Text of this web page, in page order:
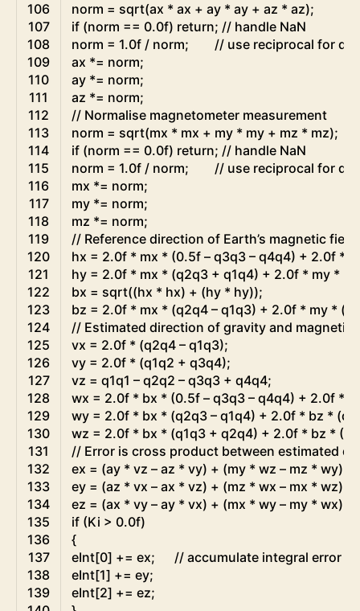
106
107
108
109
110
111
112
113
114
115
116
117
118
119
120
121
122
123
124
125
126
127
128
129
130
131
132
133
134
135
136
137
138
139
norm = sqrt(ax * ax + ay * ay + az * az);
if (norm == 0.0f) return; // handle NaN
norm = 1.0f / norm;
// use reciprocal for
ax *= norm;
ay *= norm;
az *= norm;
// Normalise magnetometer measurement
norm = sqrt(mx * mx + my * my + mz * mz);
if (norm == 0.0f) return; // handle NaN
norm = 1.0f / norm;
// use reciprocal for
mx *= norm;
my *= norm;
mz *= norm;
// Reference direction of Earth’s magnetic field
hx = 2.0f * mx * (0.5f – q3q3 – q4q4) + 2.0f *
hy = 2.0f * mx * (q2q3 + q1q4) + 2.0f * my *
bx = sqrt((hx * hx) + (hy * hy));
bz = 2.0f * mx * (q2q4 – q1q3) + 2.0f * my * (
// Estimated direction of gravity and magnetic
vx = 2.0f * (q2q4 – q1q3);
vy = 2.0f * (q1q2 + q3q4);
vz = q1q1 – q2q2 – q3q3 + q4q4;
wx = 2.0f * bx * (0.5f – q3q3 – q4q4) + 2.0f *
wy = 2.0f * bx * (q2q3 – q1q4) + 2.0f * bz * (
wz = 2.0f * bx * (q1q3 + q2q4) + 2.0f * bz * (
// Error is cross product between estimated
ex = (ay * vz – az * vy) + (my * wz – mz * wy)
ey = (az * vx – ax * vz) + (mz * wx – mx * wz)
ez = (ax * vy – ay * vx) + (mx * wy – my * wx)
if (Ki > 0.0f)
{
eInt[0] += ex;
// accumulate integral error
eInt[1] += ey;
eInt[2] += ez;